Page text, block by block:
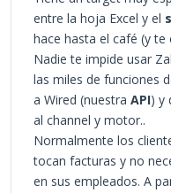
entre la hoja Excel y el
hace hasta el café (y
Nadie te impide usar
las miles de funciones
a Wired (nuestra API) y
al channel y motor..
Normalmente los
tocan facturas y no
en sus empleados. A